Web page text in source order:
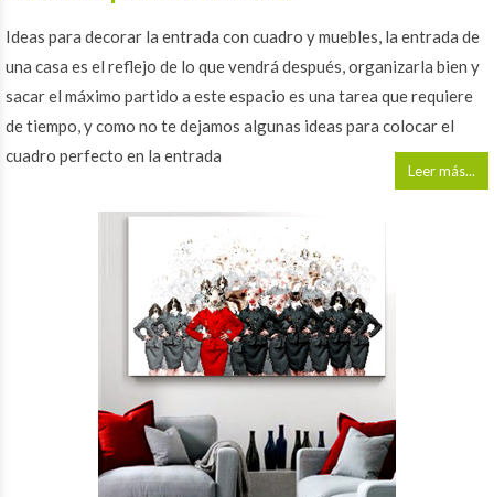
Ideas para decorar la entrada con cuadro y muebles, la entrada de
una casa es el reflejo de lo que vendrá después, organizarla bien y
sacar el máximo partido a este espacio es una tarea que requiere
de tiempo, y como no te dejamos algunas ideas para colocar el
cuadro perfecto en la entrada
Leer más...